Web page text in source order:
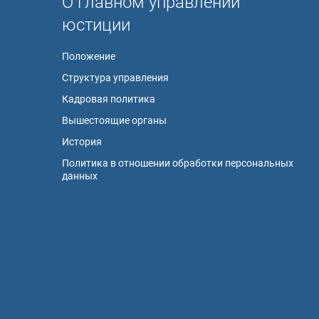
юстиции
Положение
Структура управления
Кадровая политика
Вышестоящие органы
История
Политика в отношении обработки персональных
данных